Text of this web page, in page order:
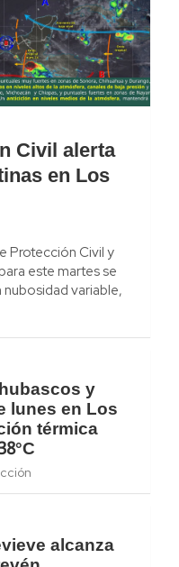
Civil alerta
en Los
Protección Civil y
este martes se
variable,
y
lunes en Los
térmica
alcanza